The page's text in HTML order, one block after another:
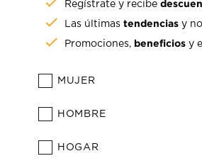
Regístrate y recibe
Las últimastendencias y
Promociones, beneficios y
MUJER
HOMBRE
HOGAR